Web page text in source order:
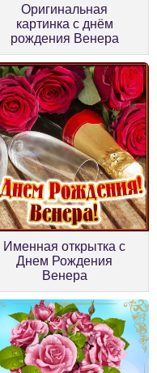
Оригинальная
картинка с днём
рождения Венера
Именная открытка с
Днем Рождения
Венера